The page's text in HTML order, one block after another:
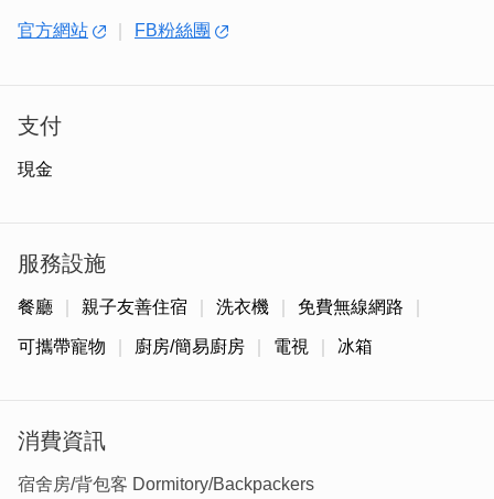
閩南語又可唸做
結合，老房子內也能夠裝著年輕的靈魂，為更好的生活而努
官方網站 FB粉絲團
支付
現金
服務設施
餐廳 親子友善住宿 洗衣機 免費無線網路
可攜帶寵物 廚房/簡易廚房 電視 冰箱
消費資訊
宿舍房/背包客 Dormitory/Backpackers